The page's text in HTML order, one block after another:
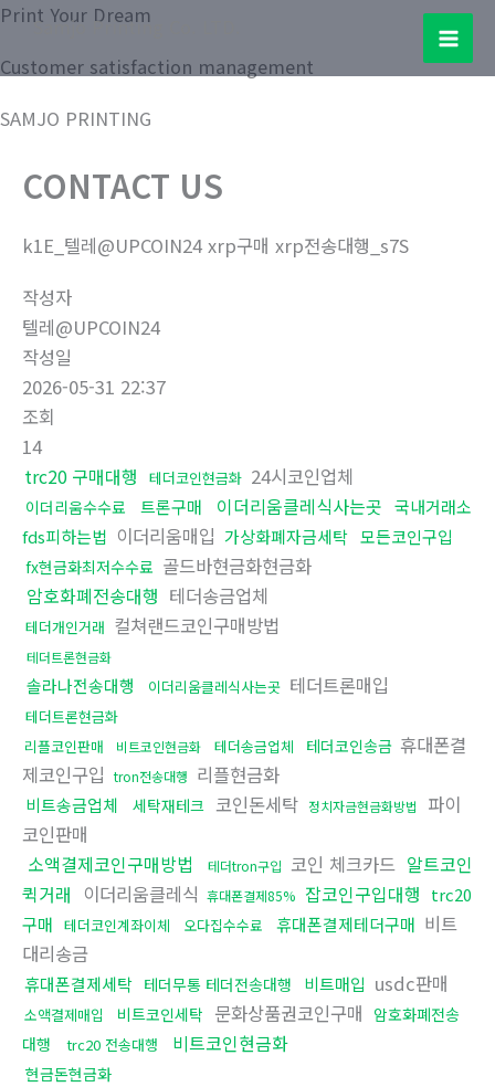
콘
츠
건
Samjo Printing Co. LTD.
Main
Print Your Dream
Customer satisfaction management
SAMJO PRINTING
CONTACT US
k1E_텔레@UPCOIN24 xrp구매 xrp전송대행_s7S
작성자
텔레@UPCOIN24
작성일
2026-05-31 22:37
조회
14
trc20 구매대행
테더코인현금화 24시코인업체
이더리움수수료 트론구매 이더리움클레식사는곳 국내거래소
fds피하는법 이더리움매입 가상화폐자금세탁 모든코인구입
fx현금화최저수수료 골드바현금화현금화
암호화폐전송대행 테더송금업체
테더개인거래 컬쳐랜드코인구매방법
테더트론현금화
솔라나전송대행 이더리움클레식사는곳 테더트론매입
테더트론현금화
리플코인판매
비트코인현금화 테더송금업체 테더코인송금 휴대폰결
제코인구입 tron전송대행 리플현금화
비트송금업체 세탁재테크 코인돈세탁 정치자금현금화방법
파이
코인판매
소액결제코인구매방법
테더tron구입 코인 체크카드 알트코인
퀵거래 이더리움클레식 휴대폰결제85% 잡코인구입대행 trc20
구매 테더코인계좌이체 오다집수수료 휴대폰결제테더구매 비트
대리송금
휴대폰결제세탁 테더무통 테더전송대행 비트매입 usdc판매
소액결제매입 비트코인세탁 문화상품권코인구매 암호화폐전송
대행
trc20 전송대행 비트코인현금화
현금돈현금화